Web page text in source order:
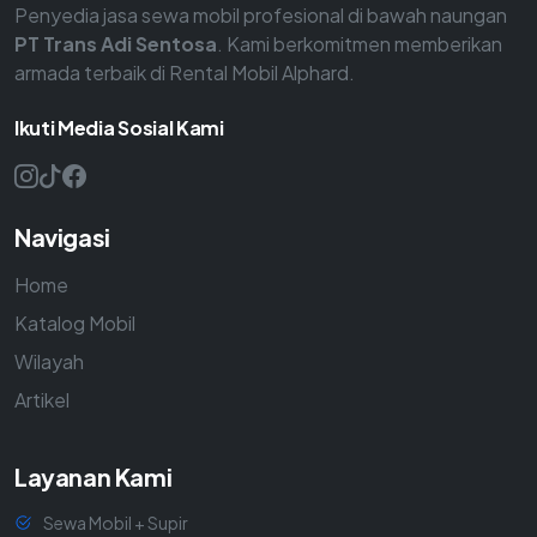
Penyedia jasa sewa mobil profesional di bawah naungan
PT Trans Adi Sentosa . Kami berkomitmen memberikan
armada terbaik di Rental Mobil Alphard.
Ikuti Media Sosial Kami
Navigasi
Home
Katalog Mobil
Wilayah
Artikel
Layanan Kami
Sewa Mobil + Supir